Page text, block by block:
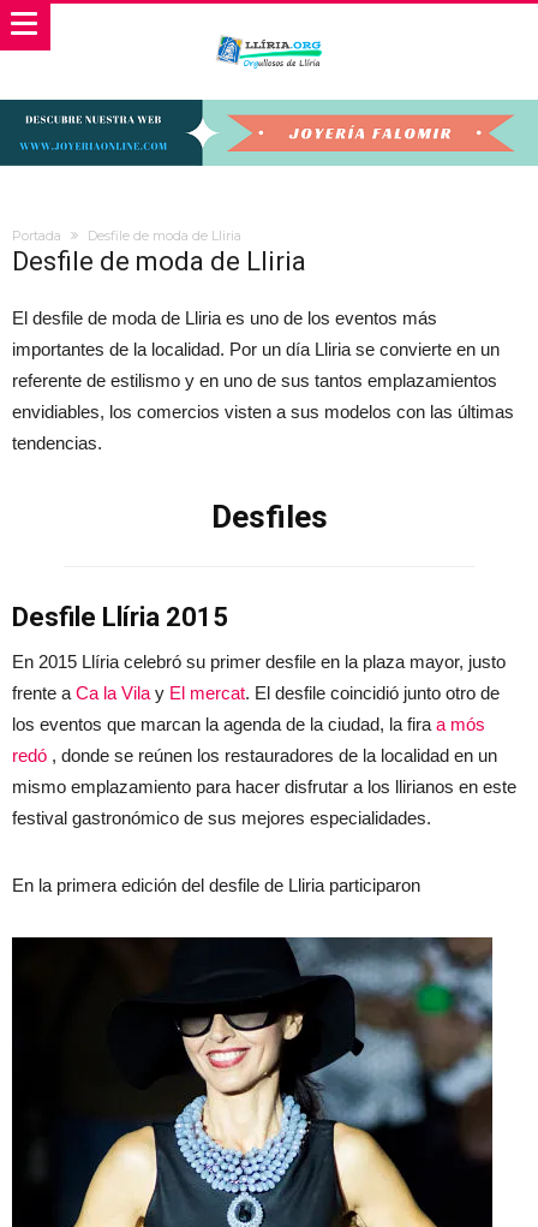
Portada Desfile de moda de Lliria
Desfile de moda de Lliria
El desfile de moda de Lliria es uno de los eventos más
importantes de la localidad. Por un día Lliria se convierte en un
referente de estilismo y en uno de sus tantos emplazamientos
envidiables, los comercios visten a sus modelos con las últimas
tendencias.
Desfiles
Desfile Llíria 2015
En 2015 Llíria celebró su primer desfile en la plaza mayor, justo
frente a Ca la Vila y El mercat. El desfile coincidió junto otro de
los eventos que marcan la agenda de la ciudad, la fira a mós
redó , donde se reúnen los restauradores de la localidad en un
mismo emplazamiento para hacer disfrutar a los llirianos en este
festival gastronómico de sus mejores especialidades.
En la primera edición del desfile de Lliria participaron